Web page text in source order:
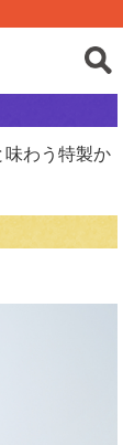
味わう特製か